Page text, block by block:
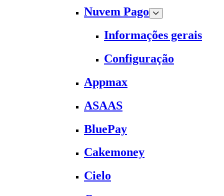
Nuvem Pago
Informações gerais
Configuração
Appmax
ASAAS
BluePay
Cakemoney
Cielo